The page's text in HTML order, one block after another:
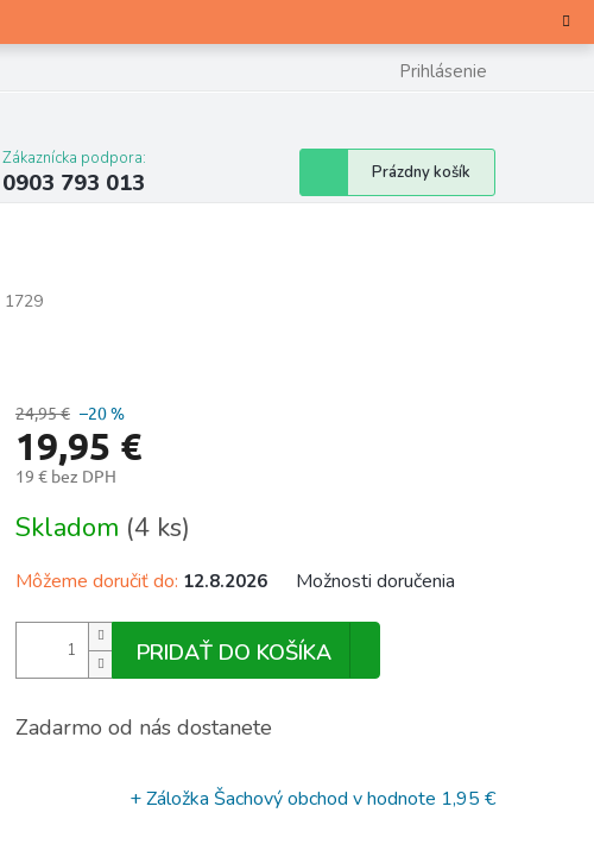
Prihlásenie
Zákaznícka podpora:
0903 793 013
Nákupný
košík
Prázdny košík
1729
24,95 € –20 %
19,95 €
19 € bez DPH
Jednotková
cena:
Skladom (4 ks)
Môžeme doručiť do: 12.8.2026 Možnosti doručenia
PRIDAŤ DO KOŠÍKA
Zadarmo od nás dostanete
+ Záložka Šachový obchod v hodnote 1,95 €